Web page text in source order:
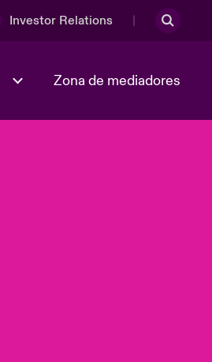
Investor Relations
Zona de mediadores